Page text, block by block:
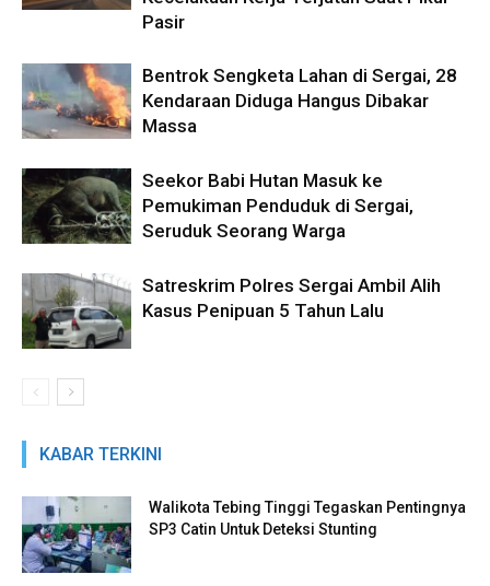
Pasir
Bentrok Sengketa Lahan di Sergai, 28
Kendaraan Diduga Hangus Dibakar
Massa
Seekor Babi Hutan Masuk ke
Pemukiman Penduduk di Sergai,
Seruduk Seorang Warga
Satreskrim Polres Sergai Ambil Alih
Kasus Penipuan 5 Tahun Lalu
KABAR TERKINI
Walikota Tebing Tinggi Tegaskan Pentingnya
SP3 Catin Untuk Deteksi Stunting